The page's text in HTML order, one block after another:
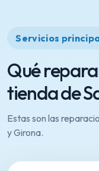
Servicios
Qué
tienda de
Estas son las
y Girona.